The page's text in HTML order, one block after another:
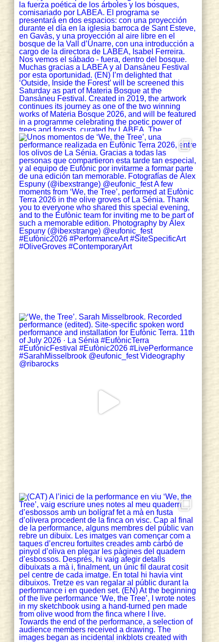
Lo Pati Centre d'Art @centreartlopati
13 Nov 2024
Torna 'Femme in Arts', el festival
que porta els debats feministes a
escena. Del 21 al 24 de novembre a Lo
Pati. Debats, teatre, música... amb la
mirada posada en les aportacions
assagístiques d'autores que ofereixen
una anàlisi diversa de la societat.
+http://lopati.cat
7 5 Twitter
sarah misselbrook Retweeted
Mèdol - Centre d’Arts
Contemporànies de Tarragona
@medol_tgn · 8 Nov 2024
@cultura_cat @CulturaVerda
@TGNcultura @TGNAjuntament
@vfibla🙌 Continuem aquesta segona
jornada de “The Green Screen” amb
🎞️”El sueño de Deméter”, Leila Amat
💚 Moltes gràcies per assistir i
participar!
Load More